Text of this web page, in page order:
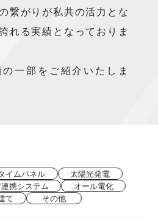
繋がりが私共の活力とな
れる実績となっておりま
一部をご紹介いたしま
イムパネル
太陽光発電
携システム
オール電化
て
その他